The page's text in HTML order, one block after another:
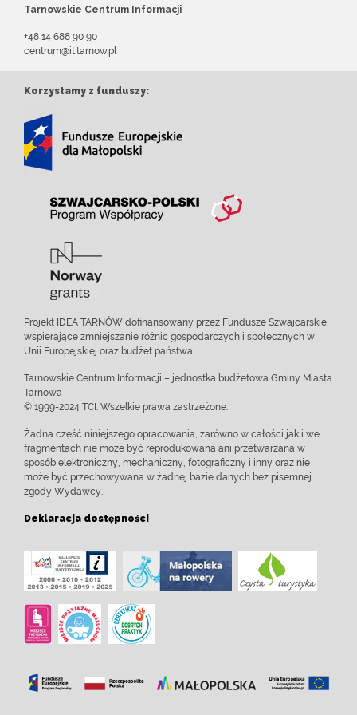
Tarnowskie Centrum Informacji
+48 14 688 90 90
centrum@it.tarnow.pl
Korzystamy z funduszy:
Projekt IDEA TARNÓW dofinansowany przez Fundusze Szwajcarskie
wspierające zmniejszanie różnic gospodarczych i społecznych w
Unii Europejskiej oraz budżet państwa
Tarnowskie Centrum Informacji – jednostka budżetowa Gminy Miasta
Tarnowa
© 1999-2024 TCI. Wszelkie prawa zastrzeżone.
Żadna część niniejszego opracowania, zarówno w całości jak i we
fragmentach nie może być reprodukowana ani przetwarzana w
sposób elektroniczny, mechaniczny, fotograficzny i inny oraz nie
może być przechowywana w żadnej bazie danych bez pisemnej
zgody Wydawcy.
Deklaracja dostępności